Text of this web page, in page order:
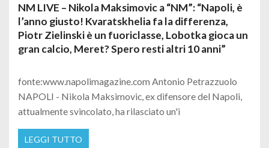
NM LIVE – Nikola Maksimovic a “NM”: “Napoli, è
l’anno giusto! Kvaratskhelia fa la differenza,
Piotr Zielinski è un fuoriclasse, Lobotka gioca un
gran calcio, Meret? Spero resti altri 10 anni”
fonte:www.napolimagazine.com Antonio Petrazzuolo
NAPOLI - Nikola Maksimovic, ex difensore del Napoli,
attualmente svincolato, ha rilasciato un'i
LEGGI TUTTO